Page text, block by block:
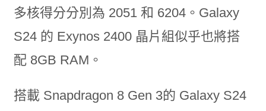
多核得分分別為 2051 和 6204。Galaxy
S24 的 Exynos 2400 晶片組似乎也將搭
配 8GB RAM。
搭載 Snapdragon 8 Gen 3的 Galaxy S24